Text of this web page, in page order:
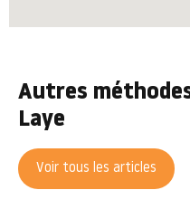
Autres
Laye
Voir tous les articles